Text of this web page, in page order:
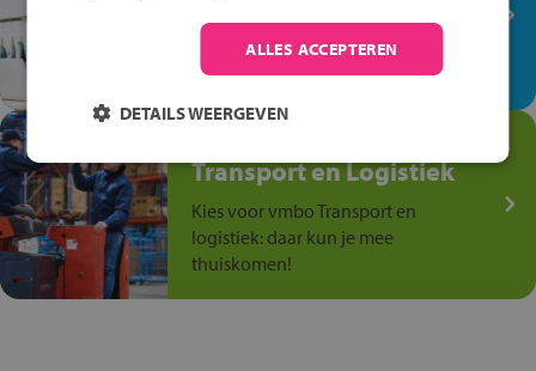
Ontdek via het vmbo jouw talent
op de winkelvloer, waar elke dag
anders is!
Transport en Logistiek
Kies voor vmbo Transport en
logistiek: daar kun je mee
thuiskomen!
ALLES ACCEPTEREN
DETAILS WEERGEVEN